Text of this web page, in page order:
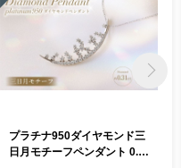
プラチナ950ダイヤモンド三
日月モチーフペンダント 0.3